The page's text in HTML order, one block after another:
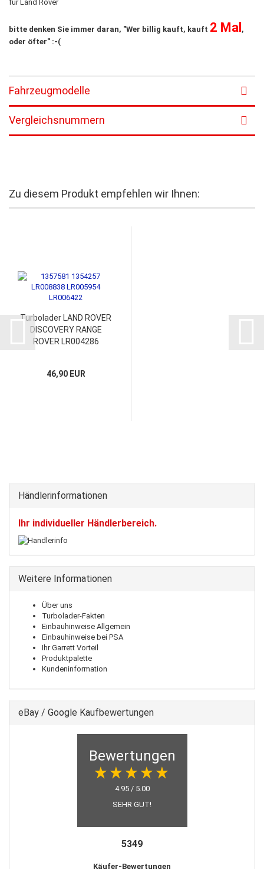
für Land Rover
bitte denken Sie immer daran, "Wer billig kauft, kauft 2 Mal ,
oder öfter" :-(
Fahrzeugmodelle
Vergleichsnummern
Zu diesem Produkt empfehlen wir Ihnen:
Turbolader LAND ROVER
DISCOVERY RANGE
ROVER LR004286
46,90 EUR
Händlerinformationen
Ihr individueller Händlerbereich.
Weitere Informationen
Über uns
Turbolader-Fakten
Einbauhinweise Allgemein
Einbauhinweise bei PSA
Ihr Garrett Vorteil
Produktpalette
Kundeninformation
eBay / Google Kaufbewertungen
Bewertungen
4.95 / 5.00
SEHR GUT!
5349
Käufer-Bewertungen